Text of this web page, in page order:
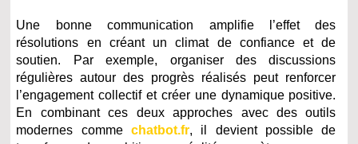
Une bonne communication amplifie l’effet des
résolutions en créant un climat de confiance et de
soutien. Par exemple, organiser des discussions
régulières autour des progrès réalisés peut renforcer
l’engagement collectif et créer une dynamique positive.
En combinant ces deux approches avec des outils
modernes commechatbot.fr, il devient possible de